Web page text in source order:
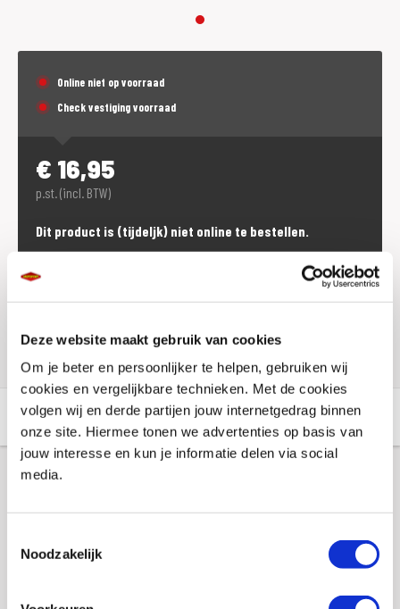
Deze website maakt gebruik van cookies
Om je beter en persoonlijker te helpen, gebruiken wij
cookies en vergelijkbare technieken. Met de cookies
volgen wij en derde partijen jouw internetgedrag binnen
onze site. Hiermee tonen we advertenties op basis van
jouw interesse en kun je informatie delen via social
media.
Noodzakelijk
Online niet op voorraad
Check vestiging voorraad
€ 16,95
p.st. (incl. BTW)
Dit product is (tijdeljk) niet online te bestellen.
Aanvullende informatie Winkelvoorraad
Merk